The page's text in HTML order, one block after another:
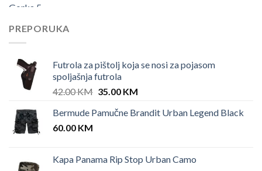
PREPORUKA
Futrola za pištolj koja se nosi za pojasom
spoljašnja futrola
42.00KM Original
was:
35.00 KMCurrent
is:
Bermude Pamučne Brandit Urban Legend Black
60.00 KM
Kapa Panama Rip Stop Urban Camo